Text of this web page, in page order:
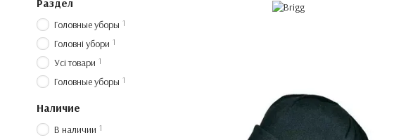
Раздел
Головные уборы 1
Головні убори 1
Усі товари 1
Головные уборы 1
Наличие
В наличии 1